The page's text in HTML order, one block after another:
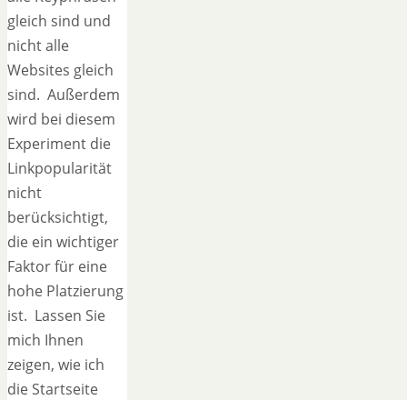
gleich sind und
nicht alle
Websites gleich
sind. Außerdem
wird bei diesem
Experiment die
Linkpopularität
nicht
berücksichtigt,
die ein wichtiger
Faktor für eine
hohe Platzierung
ist. Lassen Sie
mich Ihnen
zeigen, wie ich
die Startseite